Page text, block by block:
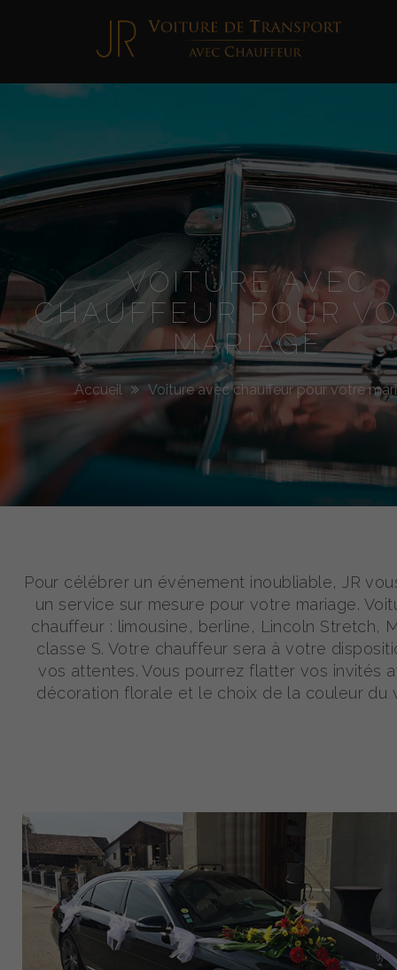
Jimmy
Roellinger
VOITURE AVEC
CHAUFFEUR POUR
MARIAGE
Accueil Voiture avec chauffeur pour votre
Pour célébrer un événement inoubliable, JR
un service sur mesure pour votre mariage.
chauffeur : limousine, berline, Lincoln Stretch,
classe S. Votre chauffeur sera à votre
vos attentes. Vous pourrez flatter vos invités
décoration florale et le choix de la couleur du